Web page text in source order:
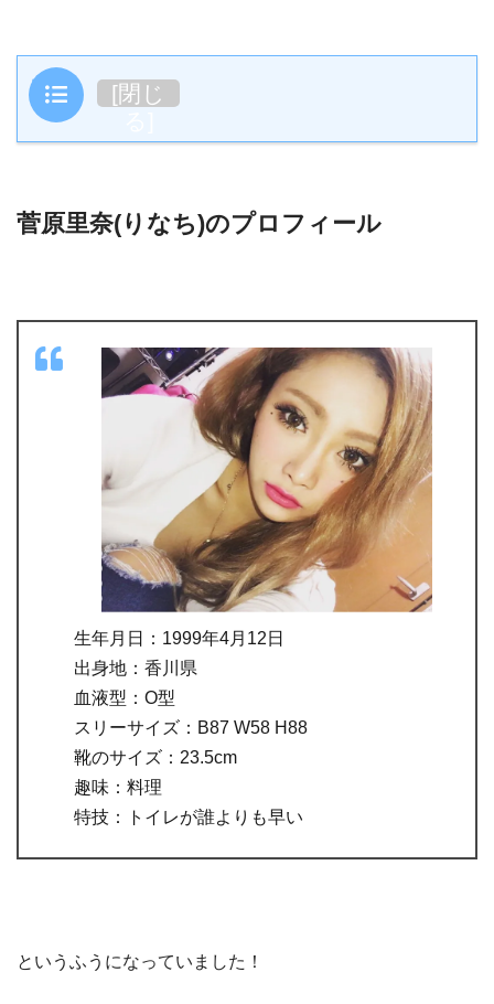
目次 [閉じ
菅原里奈(りなち)のプロフィール
生年月日：1999年4月12日
出身地：香川県
血液型：O型
スリーサイズ：B87 W58 H88
靴のサイズ：23.5cm
趣味：料理
特技：トイレが誰よりも早い
というふうになっていました！